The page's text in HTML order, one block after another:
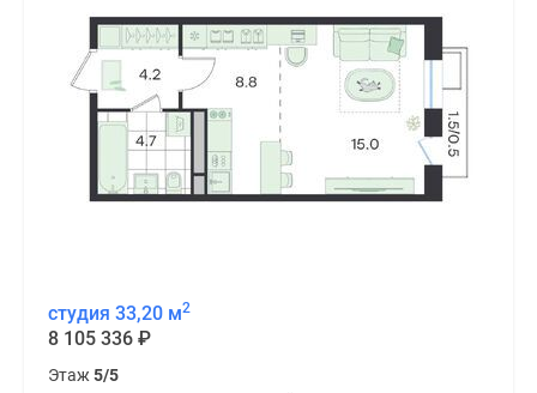
студия 33,20 м2
8 105 336 ₽
Этаж5/5